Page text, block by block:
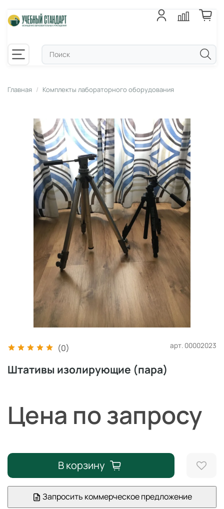
Главная Комплекты лабораторного оборудования
(0) арт. 00002023
Штативы изолирующие (пара)
Цена по запросу
В корзину
Запросить коммерческое предложение